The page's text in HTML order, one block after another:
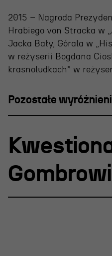
reż. Jacek Bała
2015 – Nagroda
Hrabiego von Stracka w
Jacka Bały, Górala w
w reżyserii Bogdana
krasnoludkach” w
Pozostałe